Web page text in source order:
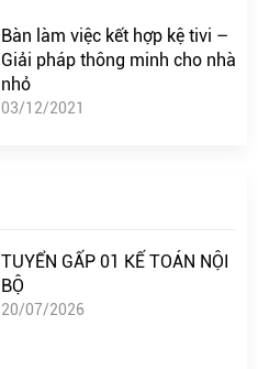
Bàn làm việc kết hợp kệ tivi –
Giải pháp thông minh cho nhà
nhỏ
03/12/2021
TUYỂN GẤP 01 KẾ TOÁN NỘI
BỘ
20/07/2026